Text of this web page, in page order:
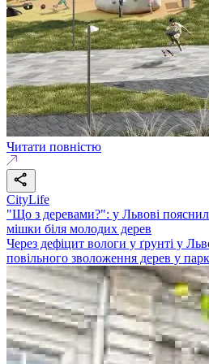
Читати повністю
CityLife
"Що з деревами?": у Львові
мішки біля молодих дерев
Через дефіцит вологи у ґрунті у
повільного зволоження дерев у